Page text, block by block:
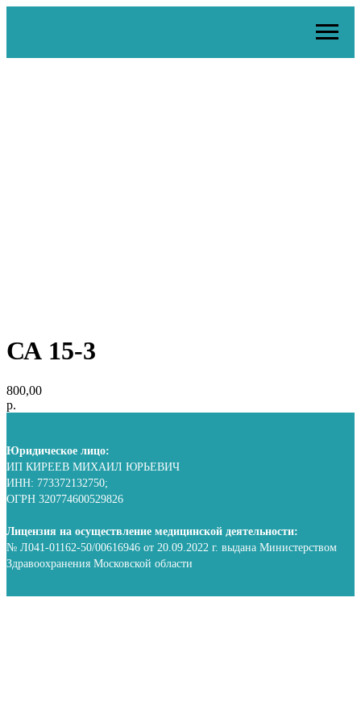
СА 15-3
800,00
р.
Юридическое лицо:
ИП КИРЕЕВ МИХАИЛ ЮРЬЕВИЧ
ИНН: 773372132750;
ОГРН 320774600529826
Лицензия на осуществление медицинской деятельности:
№ Л041-01162-50/00616946 от 20.09.2022 г. выдана Министерством
Здравоохранения Московской области